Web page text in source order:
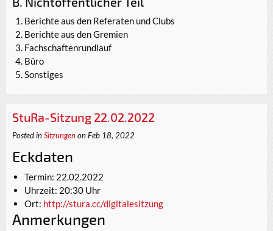
Berichte aus den Referaten und Clubs
Berichte aus den Gremien
Fachschaftenrundlauf
Büro
Sonstiges
StuRa-Sitzung 22.02.2022
Posted inSitzungenon Feb 18, 2022
Eckdaten
Termin: 22.02.2022
Uhrzeit: 20:30 Uhr
Ort: http://stura.cc/digitalesitzung
Anmerkungen